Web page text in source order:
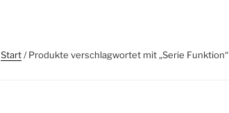
Start/ Produkte verschlagwortet mit „Serie Funktion“